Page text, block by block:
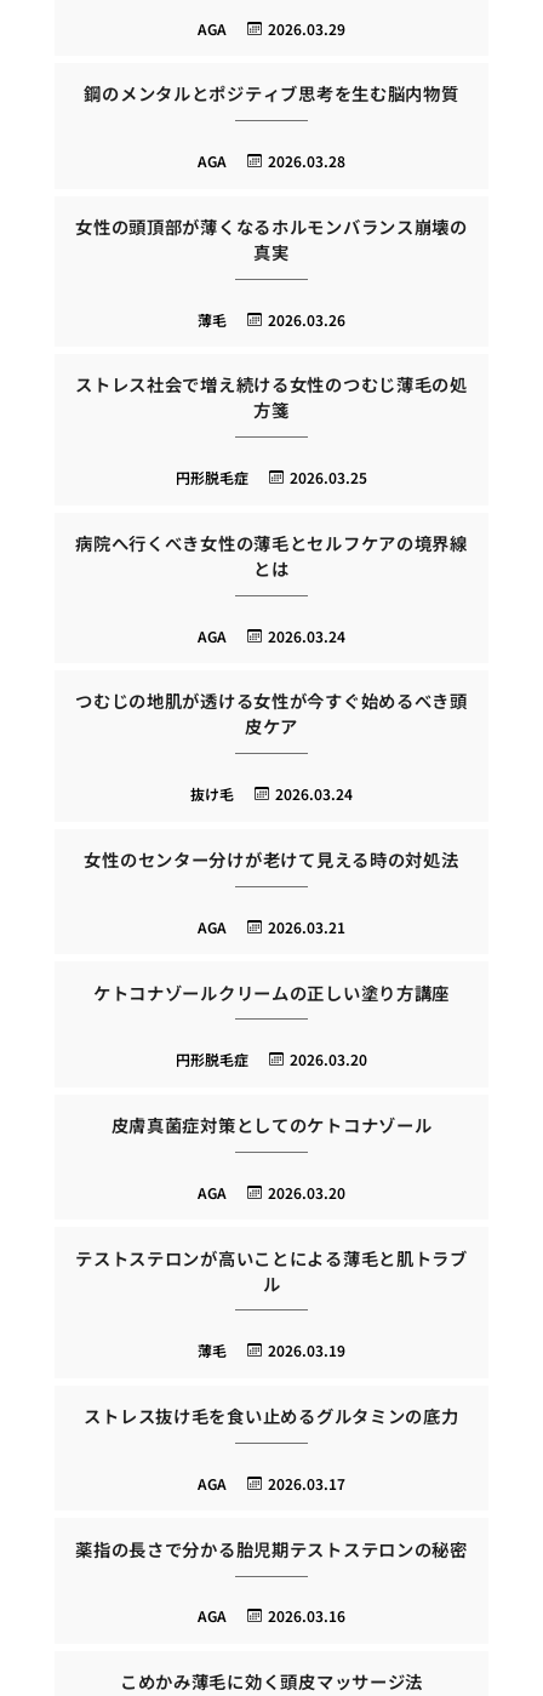
2026.03.29
AGA
鋼のメンタルとポジティブ思考を生む脳内物質
2026.03.28
AGA
女性の頭頂部が薄くなるホルモンバランス崩壊の
真実
2026.03.26
薄毛
ストレス社会で増え続ける女性のつむじ薄毛の処
方箋
2026.03.25
円形脱毛症
病院へ行くべき女性の薄毛とセルフケアの境界線
とは
2026.03.24
AGA
つむじの地肌が透ける女性が今すぐ始めるべき頭
皮ケア
2026.03.24
抜け毛
女性のセンター分けが老けて見える時の対処法
2026.03.21
AGA
ケトコナゾールクリームの正しい塗り方講座
2026.03.20
円形脱毛症
皮膚真菌症対策としてのケトコナゾール
2026.03.20
AGA
テストステロンが高いことによる薄毛と肌トラブ
ル
2026.03.19
薄毛
ストレス抜け毛を食い止めるグルタミンの底力
2026.03.17
AGA
薬指の長さで分かる胎児期テストステロンの秘密
2026.03.16
AGA
こめかみ薄毛に効く頭皮マッサージ法